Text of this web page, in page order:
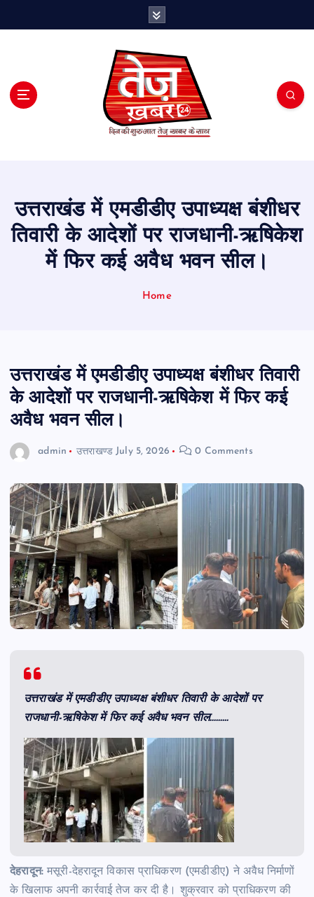
उत्तराखंड में एमडीडीए उपाध्यक्ष बंशीधर
तिवारी के आदेशों पर राजधानी-ऋषिकेश
में फिर कई अवैध भवन सील।
Home
उत्तराखंड में एमडीडीए उपाध्यक्ष बंशीधर तिवारी
के आदेशों पर राजधानी-ऋषिकेश में फिर कई
अवैध भवन सील।
admin उत्तराखण्ड July 5, 2026 0 Comments
उत्तराखंड में एमडीडीए उपाध्यक्ष बंशीधर तिवारी के आदेशों पर
राजधानी-ऋषिकेश में फिर कई अवैध भवन सील………
देहरादून:मसूरी-देहरादून विकास प्राधिकरण (एमडीडीए) ने अवैध निर्माणों
के खिलाफ अपनी कार्रवाई तेज कर दी है। शुक्रवार को प्राधिकरण की